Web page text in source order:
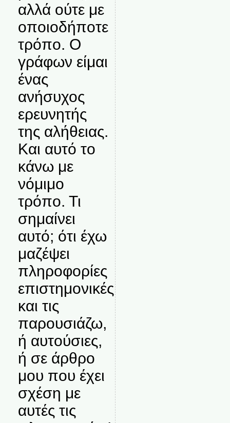
αλλά ούτε με
οποιοδήποτε
τρόπο. Ο
γράφων είμαι
ένας
ανήσυχος
ερευνητής
της αλήθειας.
Και αυτό το
κάνω με
νόμιμο
τρόπο. Τι
σημαίνει
αυτό; ότι έχω
μαζέψει
πληροφορίες
επιστημονικές
και τις
παρουσιάζω,
ή αυτούσιες,
ή σε άρθρο
μου που έχει
σχέση με
αυτές τις